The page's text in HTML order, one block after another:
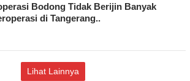
Bodong Tidak Berijin Banyak
di Tangerang..
Lihat Lainnya